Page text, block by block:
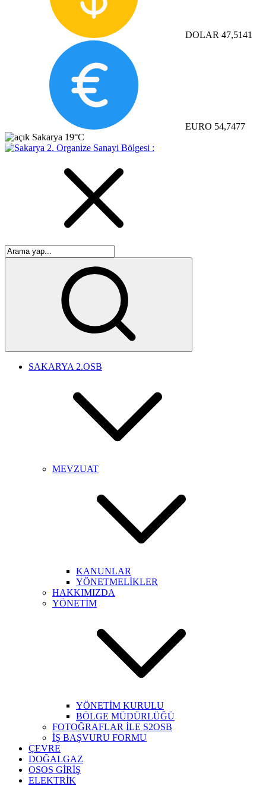
DOLAR 47,5141
EURO 54,7477
Sakarya 19°C
SAKARYA 2.OSB
MEVZUAT
KANUNLAR
YÖNETMELİKLER
HAKKIMIZDA
YÖNETİM
YÖNETİM KURULU
BÖLGE MÜDÜRLÜĞÜ
FOTOĞRAFLAR İLE S2OSB
İŞ BAŞVURU FORMU
ÇEVRE
DOĞALGAZ
OSOS GİRİŞ
ELEKTRİK